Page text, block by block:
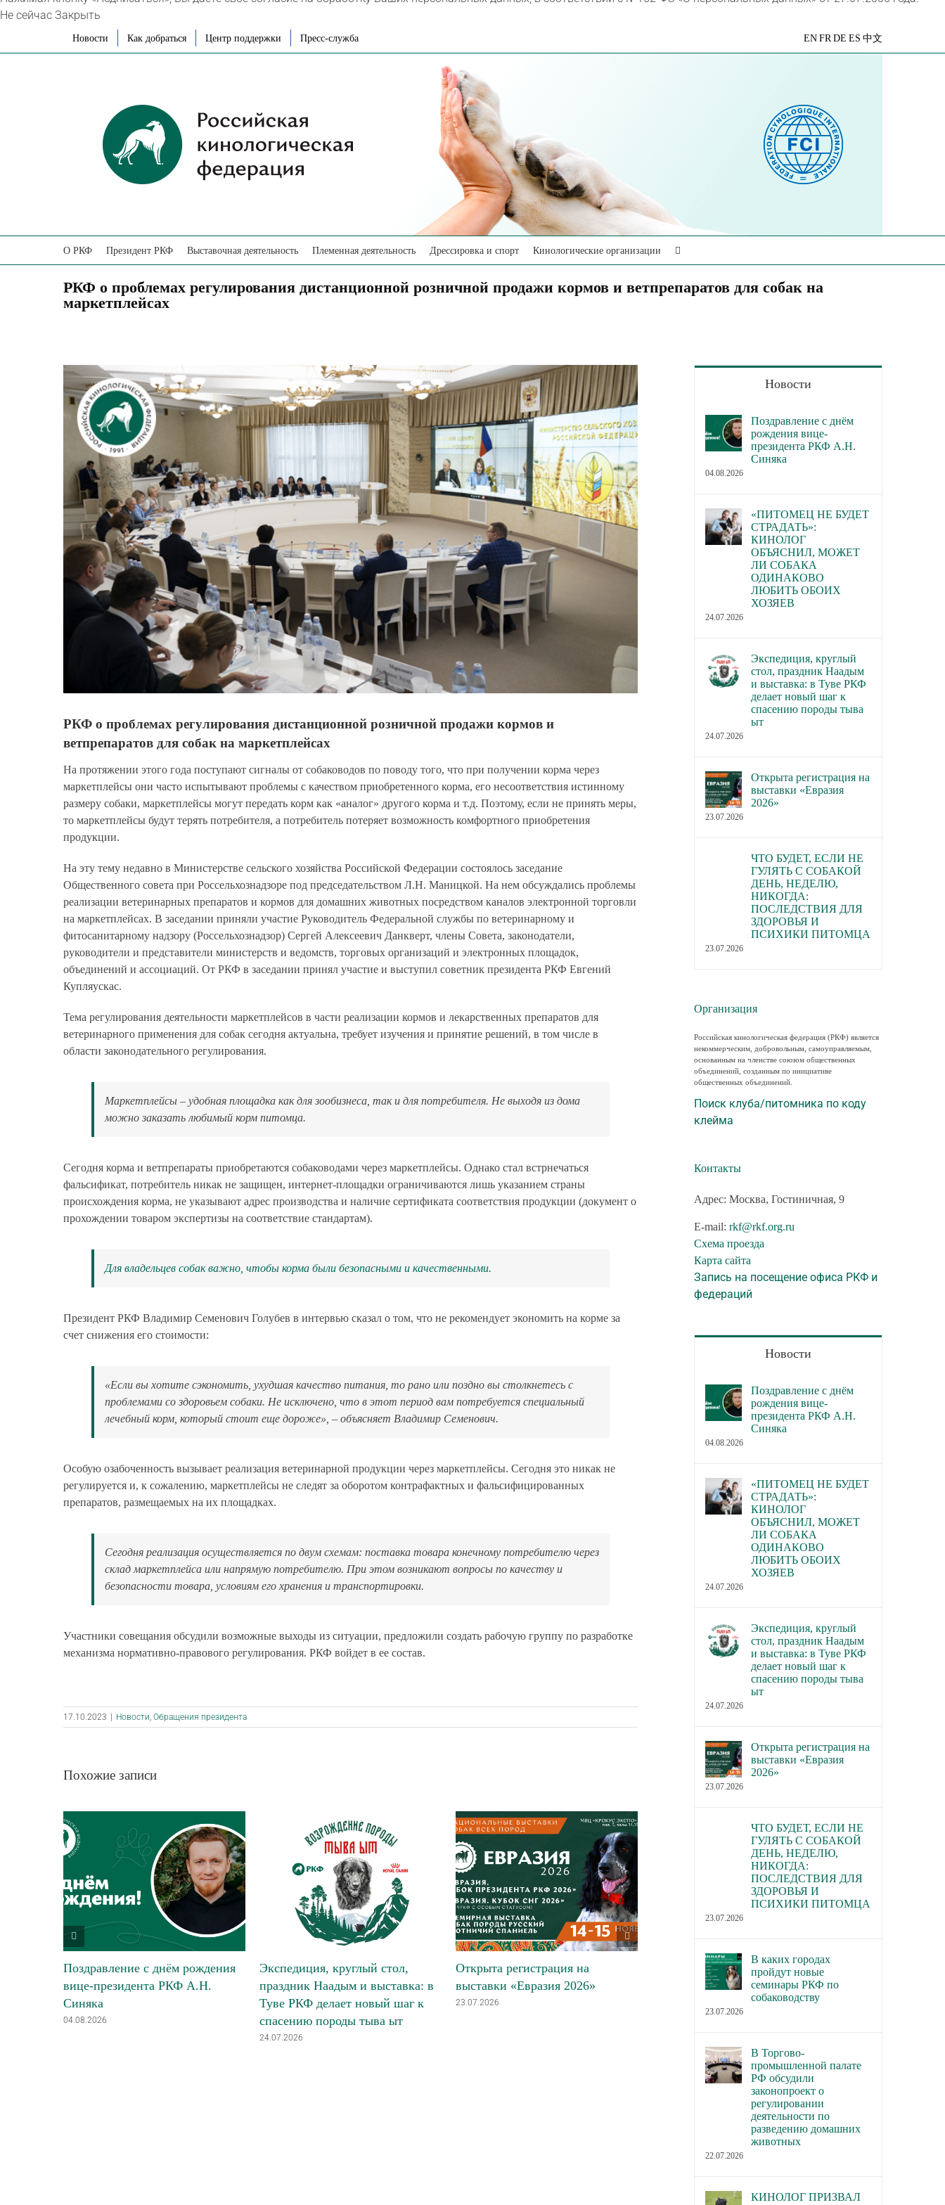
Не сейчас Закрыть
Новости Как добраться Центр поддержки Пресс-служба
Яндекс
EN FR DE ES 中文
О РКФ Президент РКФ Выставочная деятельность Племенная деятельность Дрессировка и спорт Кинологические организации
РКФ о проблемах регулирования дистанционной розничной продажи кормов и ветпрепаратов для собак на
маркетплейсах
View
Larger
Image
РКФ о проблемах регулирования дистанционной розничной продажи кормов и
ветпрепаратов для собак на маркетплейсах
На протяжении этого года поступают сигналы от собаководов по поводу того, что при получении корма через
маркетплейсы они часто испытывают проблемы с качеством приобретенного корма, его несоответствия истинному
размеру собаки, маркетплейсы могут передать корм как «аналог» другого корма и т.д. Поэтому, если не принять меры,
то маркетплейсы будут терять потребителя, а потребитель потеряет возможность комфортного приобретения
продукции.
На эту тему недавно в Министерстве сельского хозяйства Российской Федерации состоялось заседание
Общественного совета при Россельхознадзоре под председательством Л.Н. Маницкой. На нем обсуждались проблемы
реализации ветеринарных препаратов и кормов для домашних животных посредством каналов электронной торговли
на маркетплейсах. В заседании приняли участие Руководитель Федеральной службы по ветеринарному и
фитосанитарному надзору (Россельхознадзор) Сергей Алексеевич Данкверт, члены Совета, законодатели,
руководители и представители министерств и ведомств, торговых организаций и электронных площадок,
объединений и ассоциаций. От РКФ в заседании принял участие и выступил советник президента РКФ Евгений
Купляускас.
Тема регулирования деятельности маркетплейсов в части реализации кормов и лекарственных препаратов для
ветеринарного применения для собак сегодня актуальна, требует изучения и принятие решений, в том числе в
области законодательного регулирования.
Маркетплейсы – удобная площадка как для зообизнеса, так и для потребителя. Не выходя из дома
можно заказать любимый корм питомца.
Сегодня корма и ветпрепараты приобретаются собаководами через маркетплейсы. Однако стал встрнечаться
фальсификат, потребитель никак не защищен, интернет-площадки ограничиваются лишь указанием страны
происхождения корма, не указывают адрес производства и наличие сертификата соответствия продукции (документ о
прохождении товаром экспертизы на соответствие стандартам).
Для владельцев собак важно, чтобы корма были безопасными и качественными.
Президент РКФ Владимир Семенович Голубев в интервью сказал о том, что не рекомендует экономить на корме за
счет снижения его стоимости:
«Если вы хотите сэкономить, ухудшая качество питания, то рано или поздно вы столкнетесь с
проблемами со здоровьем собаки. Не исключено, что в этот период вам потребуется специальный
лечебный корм, который стоит еще дороже», – объясняет Владимир Семенович.
Особую озабоченность вызывает реализация ветеринарной продукции через маркетплейсы. Сегодня это никак не
регулируется и, к сожалению, маркетплейсы не следят за оборотом контрафактных и фальсифицированных
препаратов, размещаемых на их площадках.
Сегодня реализация осуществляется по двум схемам: поставка товара конечному потребителю через
склад маркетплейса или напрямую потребителю. При этом возникают вопросы по качеству и
безопасности товара, условиям его хранения и транспортировки.
Участники совещания обсудили возможные выходы из ситуации, предложили создать рабочую группу по разработке
механизма нормативно-правового регулирования. РКФ войдет в ее состав.
17.10.2023 Новости, Обращения президента
Похожие записи
Поздравление с днём рождения
вице-президента РКФ А.Н.
Синяка
04.08.2026
Экспедиция, круглый стол,
праздник Наадым и выставка: в
Туве РКФ делает новый шаг к
спасению породы тыва ыт
24.07.2026
Открыта регистрация на
выставки «Евразия 2026»
23.07.2026
В каких городах пройдут новые
семинары РКФ по собаководству
Новости
Поздравление с днём
рождения вице-
президента РКФ А.Н.
Синяка
04.08.2026
«ПИТОМЕЦ НЕ БУДЕТ
СТРАДАТЬ»:
КИНОЛОГ
ОБЪЯСНИЛ, МОЖЕТ
ЛИ СОБАКА
ОДИНАКОВО
ЛЮБИТЬ ОБОИХ
ХОЗЯЕВ
24.07.2026
Экспедиция, круглый
стол, праздник Наадым
и выставка: в Туве РКФ
делает новый шаг к
спасению породы тыва
ыт
24.07.2026
Открыта регистрация на
выставки «Евразия
2026»
23.07.2026
ЧТО БУДЕТ, ЕСЛИ НЕ
ГУЛЯТЬ С СОБАКОЙ
ДЕНЬ, НЕДЕЛЮ,
НИКОГДА:
ПОСЛЕДСТВИЯ ДЛЯ
ЗДОРОВЬЯ И
ПСИХИКИ ПИТОМЦА
23.07.2026
Организация
Российская кинологическая федерация (РКФ) является
некоммерческим, добровольным, самоуправляемым,
основанным на членстве союзом общественных
объединений, созданным по инициативе
общественных объединений.
Поиск клуба/питомника по коду
клейма
Контакты
Адрес: Москва, Гостиничная, 9
E-mail: rkf@rkf.org.ru
Схема проезда
Карта сайта
Запись на посещение офиса РКФ и
федераций
Новости
Поздравление с днём
рождения вице-
президента РКФ А.Н.
Синяка
04.08.2026
«ПИТОМЕЦ НЕ БУДЕТ
СТРАДАТЬ»:
КИНОЛОГ
ОБЪЯСНИЛ, МОЖЕТ
ЛИ СОБАКА
ОДИНАКОВО
ЛЮБИТЬ ОБОИХ
ХОЗЯЕВ
24.07.2026
Экспедиция, круглый
стол, праздник Наадым
и выставка: в Туве РКФ
делает новый шаг к
спасению породы тыва
ыт
24.07.2026
Открыта регистрация на
выставки «Евразия
2026»
23.07.2026
ЧТО БУДЕТ, ЕСЛИ НЕ
ГУЛЯТЬ С СОБАКОЙ
ДЕНЬ, НЕДЕЛЮ,
НИКОГДА:
ПОСЛЕДСТВИЯ ДЛЯ
ЗДОРОВЬЯ И
ПСИХИКИ ПИТОМЦА
23.07.2026
В каких городах
пройдут новые
семинары РКФ по
собаководству
23.07.2026
В Торгово-
промышленной палате
РФ обсудили
законопроект о
регулировании
деятельности по
разведению домашних
животных
22.07.2026
КИНОЛОГ ПРИЗВАЛ